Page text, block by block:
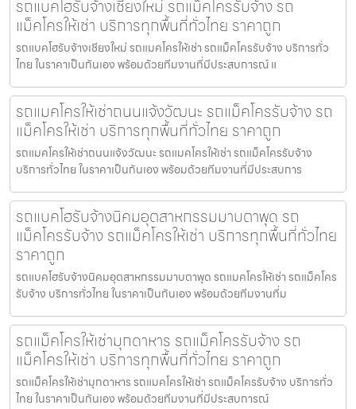
รถแบคโฮรับจ้างเชียงใหม่ รถแม็คโครรับจ้าง รถ
แม็คโครให้เช่า บริการทุกพื้นที่ทั่วไทย ราคาถูก
รถแบคโฮรับจ้างเชียงใหม่ รถแมคโครให้เช่า รถแม็คโครรับจ้าง บริการทั่ว
ไทย ในราคาเป็นกันเอง พร้อมด้วยทีมงานที่มีประสบการณ์ แ
รถแมคโครให้เช่าถนนแจ้งวัฒนะ รถแม็คโครรับจ้าง รถ
แม็คโครให้เช่า บริการทุกพื้นที่ทั่วไทย ราคาถูก
รถแมคโครให้เช่าถนนแจ้งวัฒนะ รถแมคโครให้เช่า รถแม็คโครรับจ้าง
บริการทั่วไทย ในราคาเป็นกันเอง พร้อมด้วยทีมงานที่มีประสบการ
รถแบคโฮรับจ้างนิคมอุตสาหกรรมมาบตาพุด รถ
แม็คโครรับจ้าง รถแม็คโครให้เช่า บริการทุกพื้นที่ทั่วไทย
ราคาถูก
รถแบคโฮรับจ้างนิคมอุตสาหกรรมมาบตาพุด รถแมคโครให้เช่า รถแม็คโคร
รับจ้าง บริการทั่วไทย ในราคาเป็นกันเอง พร้อมด้วยทีมงานที่ม
รถแม็คโครให้เช่ามุกดาหาร รถแม็คโครรับจ้าง รถ
แม็คโครให้เช่า บริการทุกพื้นที่ทั่วไทย ราคาถูก
รถแม็คโครให้เช่ามุกดาหาร รถแมคโครให้เช่า รถแม็คโครรับจ้าง บริการทั่ว
ไทย ในราคาเป็นกันเอง พร้อมด้วยทีมงานที่มีประสบการณ์